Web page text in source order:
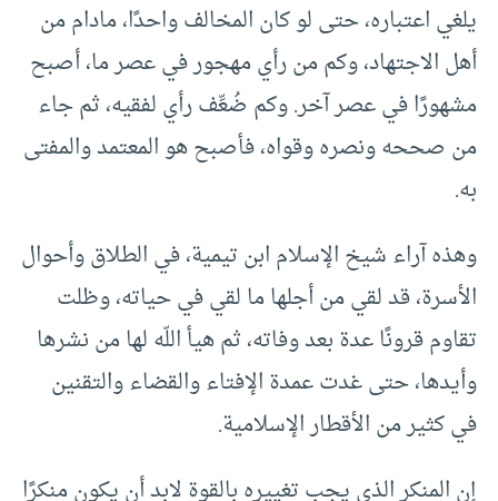
يلغي اعتباره، حتى لو كان المخالف واحدًا، مادام من
أهل الاجتهاد، وكم من رأي مهجور في عصر ما، أصبح
مشهورًا في عصر آخر. وكم ضُعِّف رأي لفقيه، ثم جاء
من صححه ونصره وقواه، فأصبح هو المعتمد والمفتى
به.
وهذه آراء شيخ الإسلام ابن تيمية، في الطلاق وأحوال
الأسرة، قد لقي من أجلها ما لقي في حياته، وظلت
تقاوم قرونًا عدة بعد وفاته، ثم هيأ اللّه لها من نشرها
وأيدها، حتى غدت عمدة الإفتاء والقضاء والتقنين
في كثير من الأقطار الإسلامية.
إن المنكر الذي يجب تغييره بالقوة لابد أن يكون منكرًا